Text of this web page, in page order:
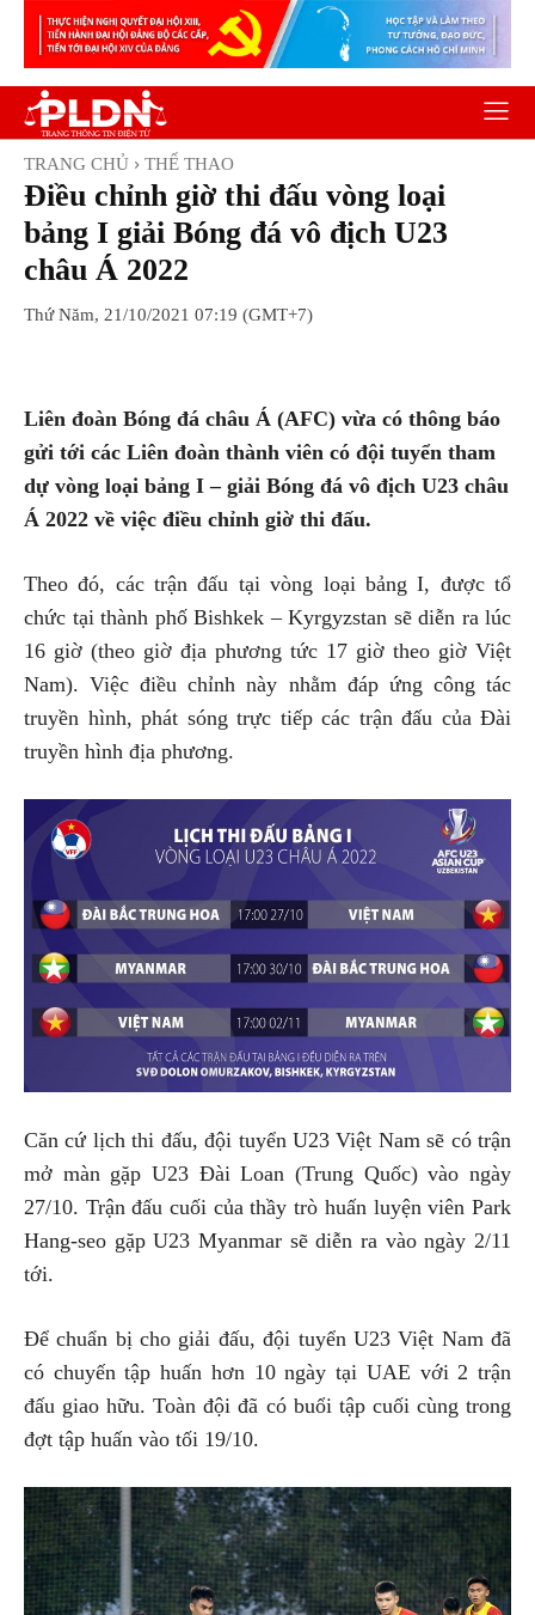
TRANG CHỦ THỂ THAO
Điều chỉnh giờ thi đấu vòng loại
bảng I giải Bóng đá vô địch U23
châu Á 2022
Thứ Năm, 21/10/2021 07:19 (GMT+7)
Liên đoàn Bóng đá châu Á (AFC) vừa có thông báo
gửi tới các Liên đoàn thành viên có đội tuyển tham
dự vòng loại bảng I – giải Bóng đá vô địch U23 châu
Á 2022 về việc điều chỉnh giờ thi đấu.
Theo đó, các trận đấu tại vòng loại bảng I, được tổ
chức tại thành phố Bishkek – Kyrgyzstan sẽ diễn ra lúc
16 giờ (theo giờ địa phương tức 17 giờ theo giờ Việt
Nam). Việc điều chỉnh này nhằm đáp ứng công tác
truyền hình, phát sóng trực tiếp các trận đấu của Đài
truyền hình địa phương.
Căn cứ lịch thi đấu, đội tuyển U23 Việt Nam sẽ có trận
mở màn gặp U23 Đài Loan (Trung Quốc) vào ngày
27/10. Trận đấu cuối của thầy trò huấn luyện viên Park
Hang-seo gặp U23 Myanmar sẽ diễn ra vào ngày 2/11
tới.
Để chuẩn bị cho giải đấu, đội tuyển U23 Việt Nam đã
có chuyến tập huấn hơn 10 ngày tại UAE với 2 trận
đấu giao hữu. Toàn đội đã có buổi tập cuối cùng trong
đợt tập huấn vào tối 19/10.